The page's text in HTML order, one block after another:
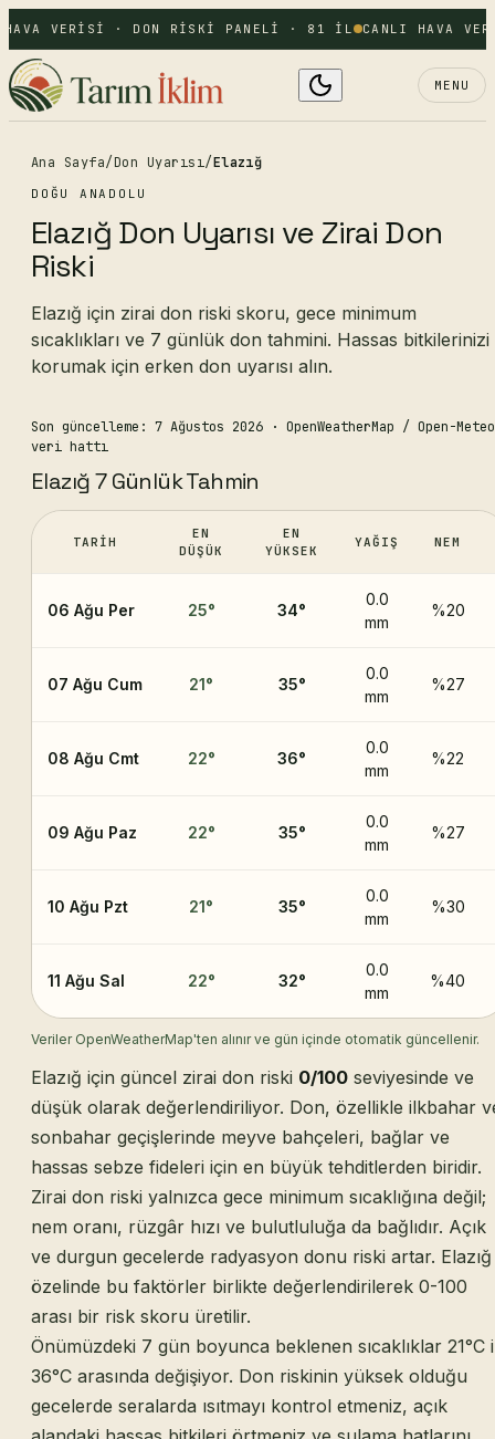
VERISI · DON RISKI PANELI · 81 IL CANLI HAVA
MENU
Ana Sayfa/Don Uyarısı/Elazığ
DOĞU ANADOLU
Elazığ Don Uyarısı ve Zirai Don
Riski
Elazığ için zirai don riski skoru, gece minimum
sıcaklıkları ve 7 günlük don tahmini. Hassas bitkilerinizi
korumak için erken don uyarısı alın.
Son güncelleme: 7 Ağustos 2026 · OpenWeatherMap / Open-Meteo
veri hattı
Elazığ 7 Günlük Tahmin
TARIH
EN
DÜŞÜK
EN
YÜKSEK
YAĞIŞ NEM
06 Ağu Per 25° 34°
0.0
mm
%20
07 Ağu Cum 21° 35°
0.0
mm
%27
08 Ağu Cmt 22° 36°
0.0
mm
%22
09 Ağu Paz 22° 35°
0.0
mm
%27
10 Ağu Pzt 21° 35°
0.0
mm
%30
11 Ağu Sal 22° 32°
0.0
mm
%40
Veriler OpenWeatherMap'ten alınır ve gün içinde otomatik güncellenir.
Elazığ için güncel zirai don riski 0/100 seviyesinde ve
düşük olarak değerlendiriliyor. Don, özellikle ilkbahar
sonbahar geçişlerinde meyve bahçeleri, bağlar ve
hassas sebze fideleri için en büyük tehditlerden biridir.
Zirai don riski yalnızca gece minimum sıcaklığına değil;
nem oranı, rüzgâr hızı ve bulutluluğa da bağlıdır. Açık
ve durgun gecelerde radyasyon donu riski artar. Elazığ
özelinde bu faktörler birlikte değerlendirilerek 0-100
arası bir risk skoru üretilir.
Önümüzdeki 7 gün boyunca beklenen sıcaklıklar 21°C
36°C arasında değişiyor. Don riskinin yüksek olduğu
gecelerde seralarda ısıtmayı kontrol etmeniz, açık